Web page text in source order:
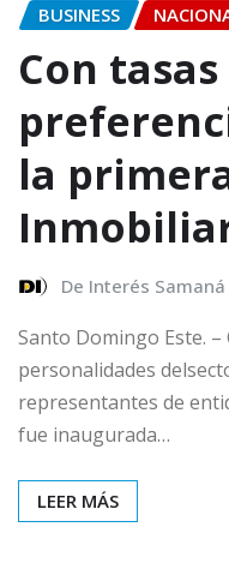
BUSINESS
Con tasas
la
De Interés Samaná
Santo Domingo Este. –
personalidades
representantes de
fue inaugurada…
LEER MÁS